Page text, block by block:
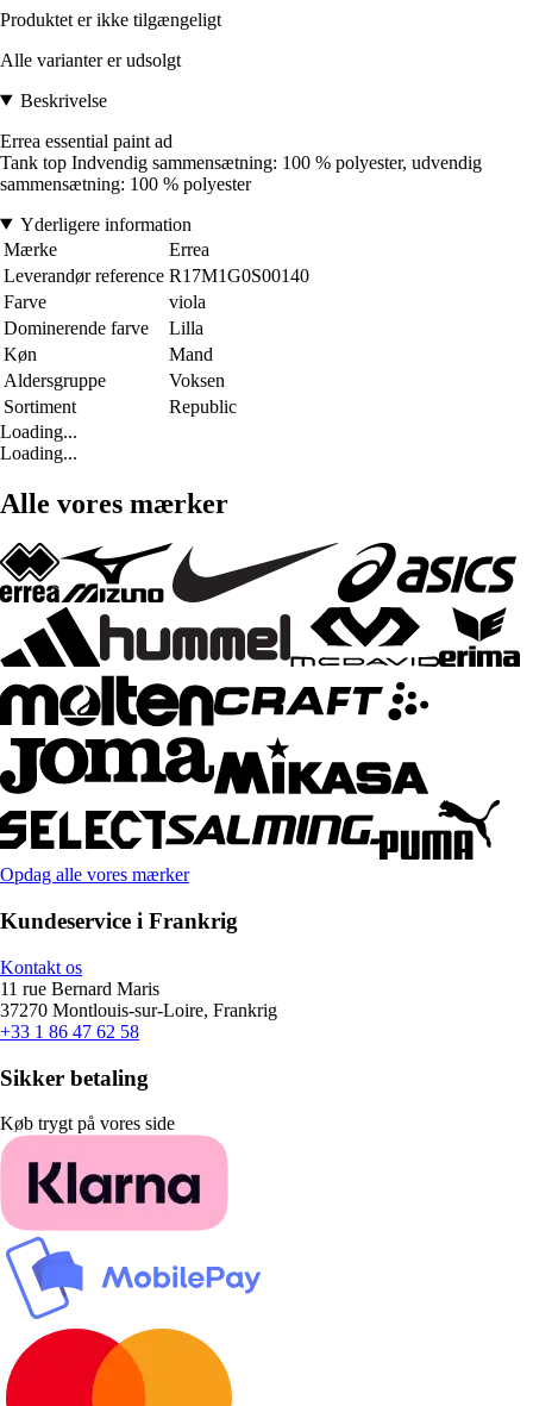
Produktet er ikke tilgængeligt
Alle varianter er udsolgt
Beskrivelse
Errea essential paint ad
Tank top Indvendig sammensætning: 100 % polyester, udvendig
sammensætning: 100 % polyester
Yderligere information
Mærke
Errea
Leverandør reference R17M1G0S00140
Farve
viola
Dominerende farve
Lilla
Køn
Mand
Aldersgruppe
Voksen
Sortiment
Republic
Loading...
Loading...
Alle vores mærker
Opdag alle vores mærker
Kundeservice i Frankrig
Kontakt os
11 rue Bernard Maris
37270 Montlouis-sur-Loire, Frankrig
+33 1 86 47 62 58
Sikker betaling
Køb trygt på vores side